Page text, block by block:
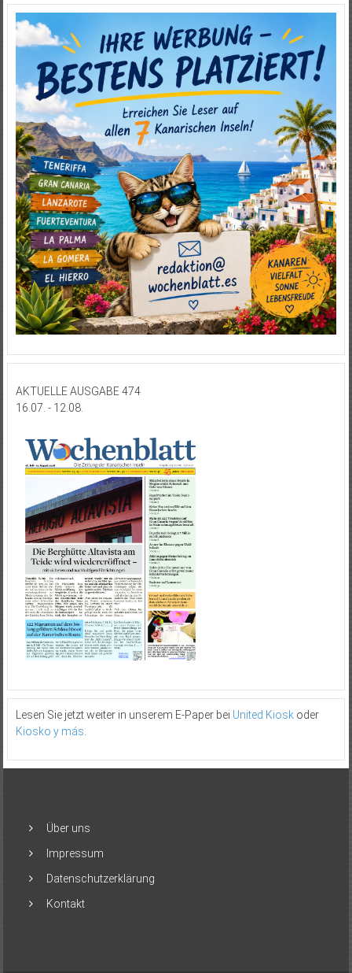
AKTUELLE AUSGABE 474
16.07. - 12.08.
Lesen Sie jetzt weiter in unserem E-Paper bei United Kioskoder
Kiosko y más.
Über uns
Impressum
Datenschutzerklärung
Kontakt